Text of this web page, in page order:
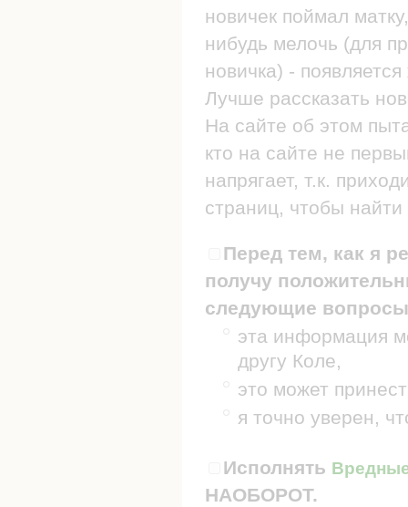
новичек поймал
нибудь мелочь (для
новичка) -
Лучше рассказать
На сайте об этом
кто на сайте не
напрягает, т.к.
страниц, чтобы
Перед тем, как я
получу
следующие
эта информация
другу Коле,
это может
я точно уверен,
Исполнять
НАОБОРОТ.